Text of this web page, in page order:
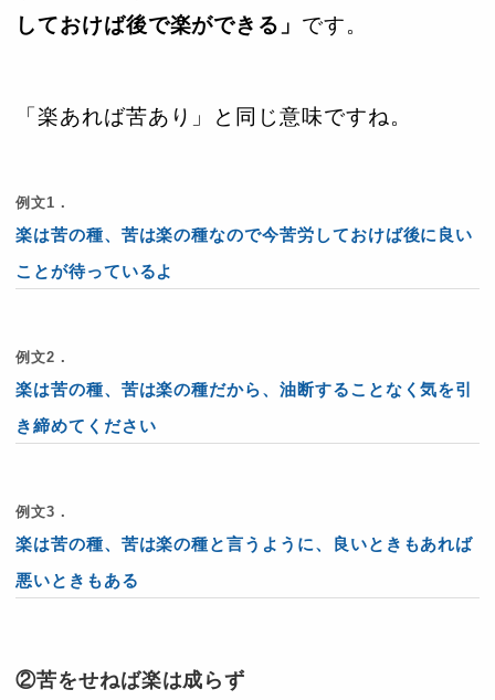
しておけば後で楽ができる」 です。
「楽あれば苦あり」と同じ意味ですね。
例文1．
楽は苦の種、苦は楽の種なので今苦労しておけば後に良い
ことが待っているよ
例文2．
楽は苦の種、苦は楽の種だから、油断することなく気を引
き締めてください
例文3．
楽は苦の種、苦は楽の種と言うように、良いときもあれば
悪いときもある
②苦をせねば楽は成らず